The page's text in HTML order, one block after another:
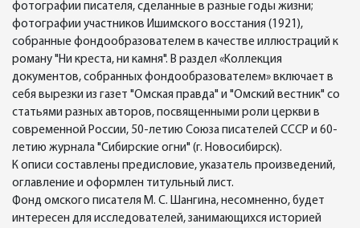
фотографии писателя, сделанные в разные годы жизни;
фотографии участников Ишимского восстания (1921),
собранные фондообразователем в качестве иллюстраций к
роману "Ни креста, ни камня". В раздел «Коллекция
документов, собранных фондообразователем» включает в
себя вырезки из газет "Омская правда" и "Омский вестник" со
статьями разных авторов, посвященными роли церкви в
современной России, 50-летию Союза писателей СССР и 60-
летию журнала "Сибирские огни" (г. Новосибирск).
К описи составлены предисловие, указатель произведений,
оглавление и оформлен титульный лист.
Фонд омского писателя М. С. Шангина, несомненно, будет
интересен для исследователей, занимающихся историей